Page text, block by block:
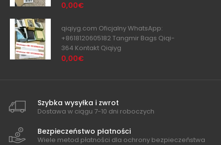
0,00€
qiqiyg.com Oficjalny WhatsApp:
+8618120605182 Tangmir Bags Qiqi-
364 Kontakt Qiqiyg
0,00€
Szybka wysyłka i zwrot
Dostawa w ciągu 7-10 dni roboczych
Bezpieczeństwo płatności
Wiele metod płatności dla ochrony bezpieczeństwa